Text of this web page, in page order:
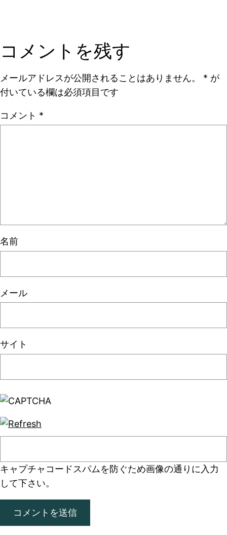
コメントを残す
メールアドレスが公開されることはありません。 * が
付いている欄は必須項目です
コメント *
名前
メール
サイト
キャプチャコード スパムを防ぐため画像の通りに入力
して下さい。